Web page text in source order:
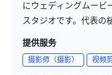
にウェディングムービ
スタジオです。代表の
映像撮影に興味を持ち
に、一眼レフカメラに
提供服务
摄影师（摄影） 视频